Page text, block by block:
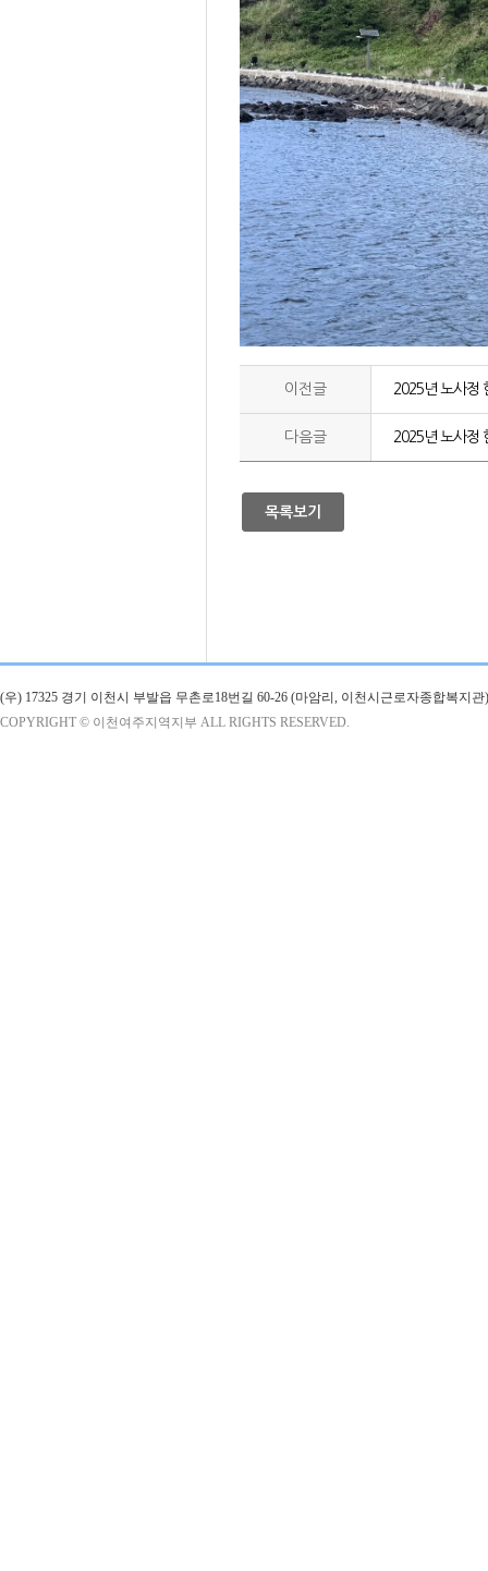
이전글 2025년 노사정
다음글 2025년 노사정
목록보기
(우) 17325 경기 이천시 부발읍 무촌로18번길 60-26 (마암리, 이천시근로자종합복지관
COPYRIGHT © 이천여주지역지부 ALL RIGHTS RESERVED.